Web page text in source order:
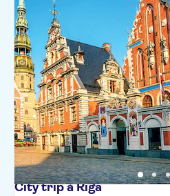
City trip àRiga